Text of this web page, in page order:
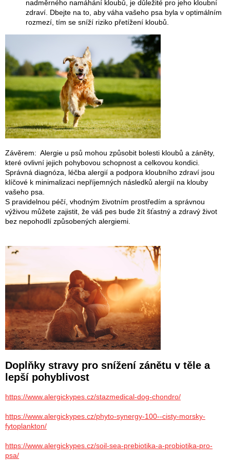
nadměrného namáhání kloubů, je důležité pro jeho kloubní
zdraví. Dbejte na to, aby váha vašeho psa byla v optimálním
rozmezí, tím se sníží riziko přetížení kloubů.
Závěrem: Alergie u psů mohou způsobit bolesti kloubů a záněty,
které ovlivní jejich pohybovou schopnost a celkovou kondici.
Správná diagnóza, léčba alergií a podpora kloubního zdraví jsou
klíčové k minimalizaci nepříjemných následků alergií na klouby
vašeho psa.
S pravidelnou péčí, vhodným životním prostředím a správnou
výživou můžete zajistit, že váš pes bude žít šťastný a zdravý život
bez nepohodlí způsobených alergiemi.
Doplňky stravy pro snížení zánětu v těle a
lepší pohyblivost
https://www.alergickypes.cz/stazmedical-dog-chondro/
https://www.alergickypes.cz/phyto-synergy-100--cisty-morsky-
fytoplankton/
https://www.alergickypes.cz/soil-sea-prebiotika-a-probiotika-pro-
psa/